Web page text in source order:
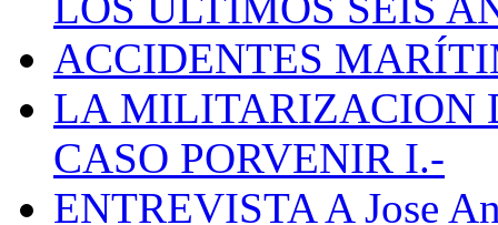
ACCIDENTES
LA MILITARIZACION
CASO PORVENIR I.-
ENTREVISTA A Jose